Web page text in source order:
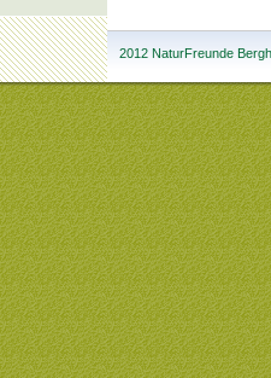
2012 NaturFreunde